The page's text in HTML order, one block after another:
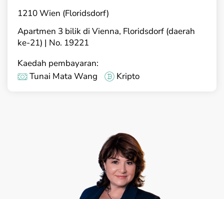
Apartmen 3 bilik di Vienna, Floridsdorf (daerah
ke-21) | No. 19221
1210 Wien (Floridsdorf)
Kaedah pembayaran:
Tunai Mata Wang
Kripto